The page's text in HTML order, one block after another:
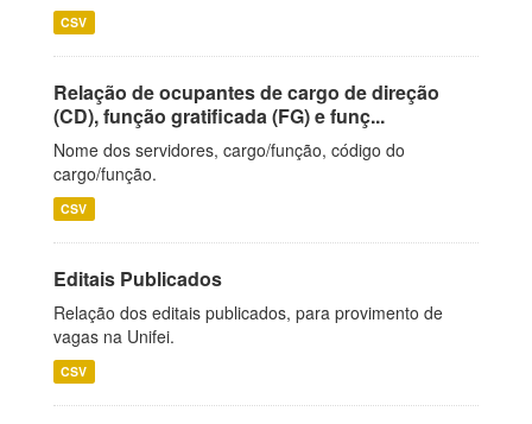
CSV
Relação de ocupantes de cargo de direção
(CD), função gratificada (FG) e funç...
Nome dos servidores, cargo/função, código do
cargo/função.
CSV
Editais Publicados
Relação dos editais publicados, para provimento de
vagas na Unifei.
CSV